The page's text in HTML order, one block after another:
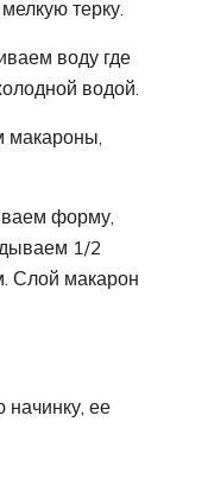
терку.
воду где
водой.
макароны,
форму,
1/2
Слой макарон
ее